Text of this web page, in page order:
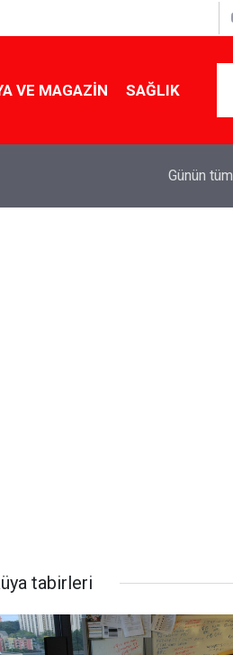
VE MAGAZIN SAĞLIK
yapmanın sırrı
Günün tüm
tabirleri